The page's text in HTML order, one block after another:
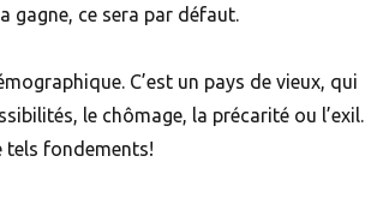
gagne, ce sera par défaut.
C’est un pays de vieux, qui
le chômage, la précarité ou l’exil.
tels fondements!